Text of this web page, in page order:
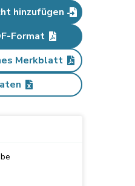
hinzufügen
Format
Merkblatt